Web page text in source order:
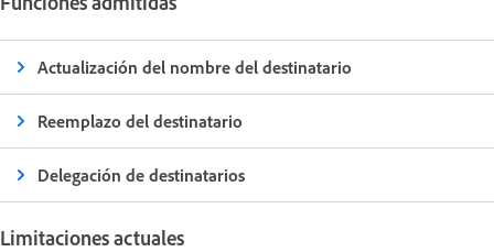
Actualización del nombre del destinatario
Reemplazo del destinatario
Delegación de destinatarios
Limitaciones actuales